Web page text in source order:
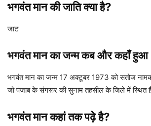
भगवंत मान की जाति क्या है?
जाट
भगवंत मान का जन्म कब और कहाँ हुआ
भगवंत मान का जन्म 17 अक्टूबर 1973 को सतोज
जो पंजाब के संगरूर की सुनाम तहसील के जिले में स्थित
भगवंत मान कहां तक पढ़े है?